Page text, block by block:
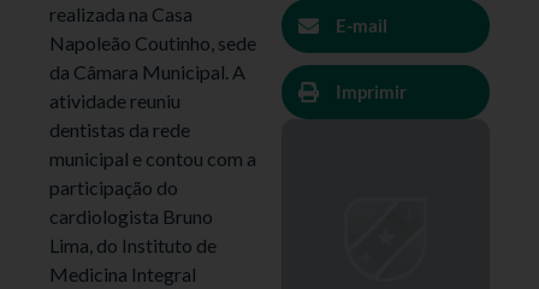
realizada na Casa
Napoleão Coutinho, sede
da Câmara Municipal. A
atividade reuniu
dentistas da rede
municipal e contou com a
participação do
cardiologista Bruno
Lima, do Instituto de
Medicina Integral
E-mail
Imprimir